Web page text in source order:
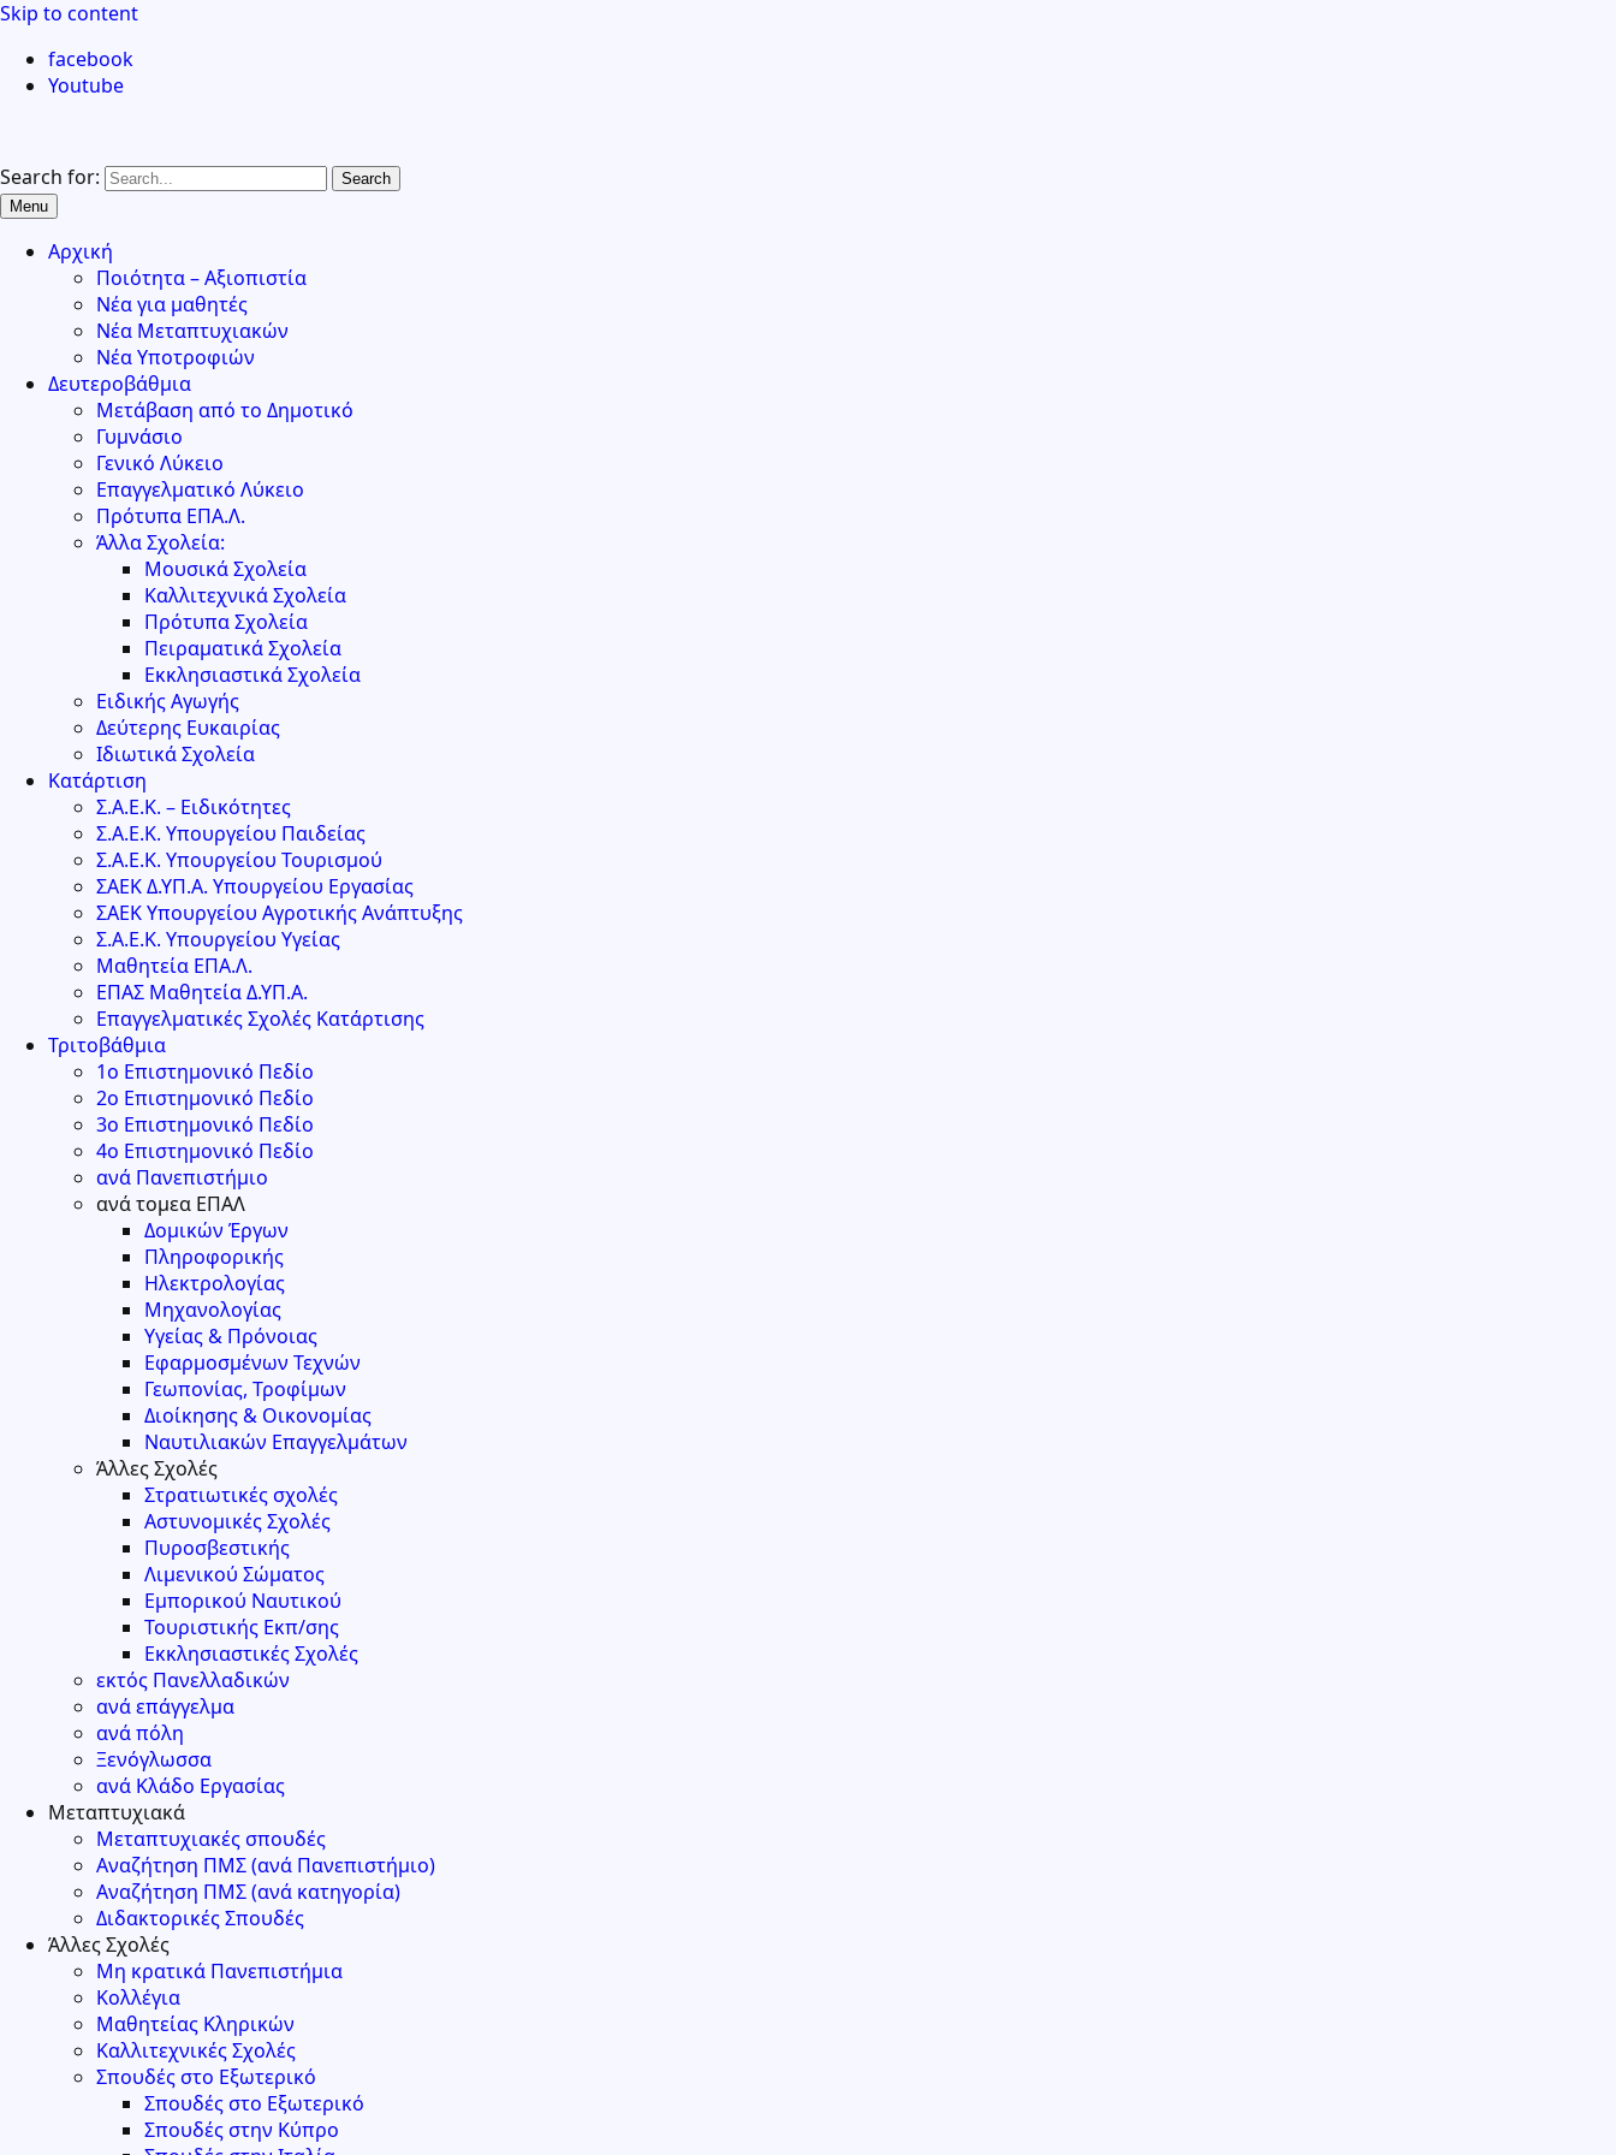
Skip to content
facebook
Youtube
Search for:
Menu
Αρχική
Ποιότητα – Αξιοπιστία
Νέα για μαθητές
Νέα Μεταπτυχιακών
Νέα Υποτροφιών
Δευτεροβάθμια
Μετάβαση από το Δημοτικό
Γυμνάσιο
Γενικό Λύκειο
Επαγγελματικό Λύκειο
Πρότυπα ΕΠΑ.Λ.
Άλλα Σχολεία:
Μουσικά Σχολεία
Καλλιτεχνικά Σχολεία
Πρότυπα Σχολεία
Πειραματικά Σχολεία
Εκκλησιαστικά Σχολεία
Ειδικής Αγωγής
Δεύτερης Ευκαιρίας
Ιδιωτικά Σχολεία
Κατάρτιση
Σ.Α.Ε.Κ. – Ειδικότητες
Σ.Α.Ε.Κ. Υπουργείου Παιδείας
Σ.Α.Ε.Κ. Υπουργείου Τουρισμού
ΣΑΕΚ Δ.ΥΠ.Α. Υπουργείου Εργασίας
ΣΑΕΚ Υπουργείου Αγροτικής Ανάπτυξης
Σ.Α.Ε.Κ. Υπουργείου Υγείας
Μαθητεία ΕΠΑ.Λ.
ΕΠΑΣ Μαθητεία Δ.ΥΠ.Α.
Επαγγελματικές Σχολές Κατάρτισης
Τριτοβάθμια
1ο Επιστημονικό Πεδίο
2ο Επιστημονικό Πεδίο
3ο Επιστημονικό Πεδίο
4ο Επιστημονικό Πεδίο
ανά Πανεπιστήμιο
ανά τομεα ΕΠΑΛ
Δομικών Έργων
Πληροφορικής
Ηλεκτρολογίας
Μηχανολογίας
Υγείας & Πρόνοιας
Εφαρμοσμένων Τεχνών
Γεωπονίας, Τροφίμων
Διοίκησης & Οικονομίας
Ναυτιλιακών Επαγγελμάτων
Άλλες Σχολές
Στρατιωτικές σχολές
Αστυνομικές Σχολές
Πυροσβεστικής
Λιμενικού Σώματος
Εμπορικού Ναυτικού
Τουριστικής Εκπ/σης
Εκκλησιαστικές Σχολές
εκτός Πανελλαδικών
ανά επάγγελμα
ανά πόλη
Ξενόγλωσσα
ανά Κλάδο Εργασίας
Μεταπτυχιακά
Μεταπτυχιακές σπουδές
Αναζήτηση ΠΜΣ (ανά Πανεπιστήμιο)
Αναζήτηση ΠΜΣ (ανά κατηγορία)
Διδακτορικές Σπουδές
Άλλες Σχολές
Μη κρατικά Πανεπιστήμια
Κολλέγια
Μαθητείας Κληρικών
Καλλιτεχνικές Σχολές
Σπουδές στο Εξωτερικό
Σπουδές στο Εξωτερικό
Σπουδές στην Κύπρο